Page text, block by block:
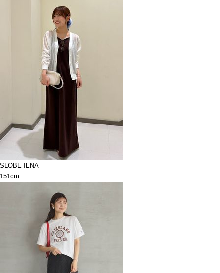
SLOBE IENA
151cm